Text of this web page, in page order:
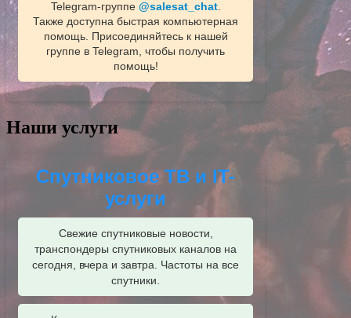
Telegram‑группе @salesat_chat.
Также доступна быстрая компьютерная
помощь. Присоединяйтесь к нашей
группе в Telegram, чтобы получить
помощь!
Наши услуги
Спутниковое ТВ и IT-
услуги
Свежие спутниковые новости,
транспондеры спутниковых каналов на
сегодня, вчера и завтра. Частоты на все
спутники.